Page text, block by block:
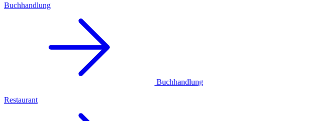
Buchhandlung
Buchhandlung
Restaurant